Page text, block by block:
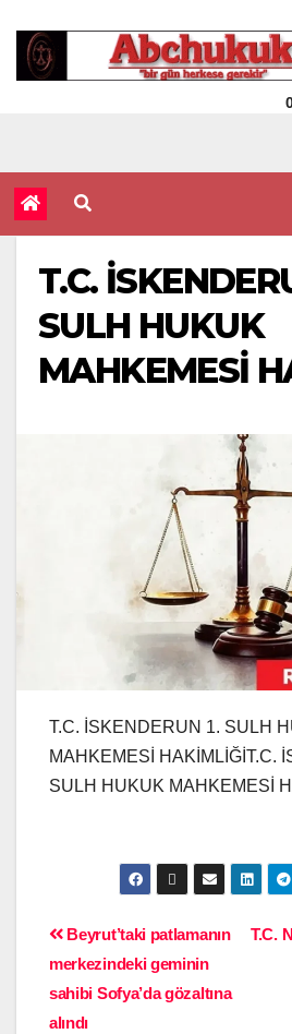
T.C.
SULH HUKUK
MAHKEMESİ
T.C. İSKENDERUN 1. SULH
MAHKEMESİ HAKİMLİĞİT.C.
SULH HUKUK MAHKEMESİ
T.C.
Beyrut’taki patlamanın
merkezindeki geminin
sahibi Sofya’da gözaltına
alındı